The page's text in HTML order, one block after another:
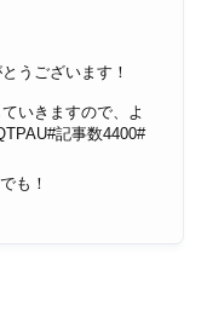
うございます！
いきますので、よ
#記事数4400#
も！